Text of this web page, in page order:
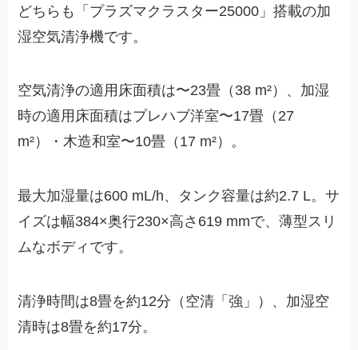
どちらも「プラズマクラスター25000」搭載の加
湿空気清浄機です。
空気清浄の適用床面積は〜23畳（38 m²）、加湿
時の適用床面積はプレハブ洋室〜17畳（27
m²）・木造和室〜10畳（17 m²）。
最大加湿量は600 mL/h、タンク容量は約2.7 L。サ
イズは幅384×奥行230×高さ619 mmで、薄型スリ
ムなボディです。
清浄時間は8畳を約12分（空清「強」）、加湿空
清時は8畳を約17分。